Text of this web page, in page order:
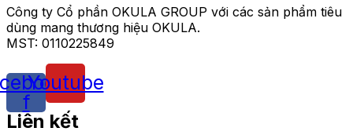
Công ty Cổ phần OKULA GROUP với các sản phẩm tiêu
dùng mang thương hiệu OKULA.
MST: 0110225849
f
Youtube
Liên kết